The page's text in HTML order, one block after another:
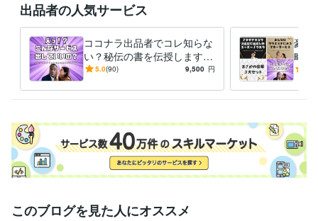
マーケティング / コンテンツマーケティング・SEO
マーケティング / 商品企画・開発 経験年数 : 4年
コンサルタント / 経営コンサルタント 経験年数 : 19年
ライフスタイル・その他 / イベント司会 経験年数 : 4年
受賞歴
開始２週間でプラチナランク達成　2023/12/13デビュー 開始２カ月
件、売上70万』達成 開始４ヶ月で『販売数200件』達成 　売上額は
今後は非公開
単月売上100件＆評価オール5獲得
開始５ヶ月で『販
売数300件』達成 開始6ヶ月で『販売数350件』達成 開始7ヶ月で
『販売数390件』達成
開始8ヶ月で『販売数430件』達成
開始9ヶ月
で『販売数470件』達成 開始10ヶ月で『販売数500件』達成 開始11
年間のココナラ活動休止
ココナラ活動再開
出品者の人気サービス
ココナラ出品者でコレ知らな
い？秘伝の書を伝授します
【売上10件ごとに値上げ】㊙️
5.0(90) 9,500 円
豪華
略セ
【売
け！
このブログを見た人にオススメ